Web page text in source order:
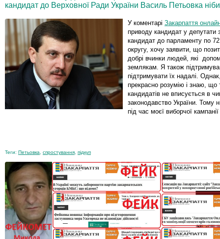
кандидат до Верховної Ради України Василь Петьовка
У коментарі Закарпаття
приводу кандидат у депутати
кандидат до парламенту по
округу, хочу заявити, що
добрі вчинки людей, які
землякам. Я також
підтримувати їх надалі.
прекрасно розумію і знаю, що
кандидатів не вписується в
законодавство України. Тому
під час моєї виборчої
Теги: Петьовка спростування підкуп